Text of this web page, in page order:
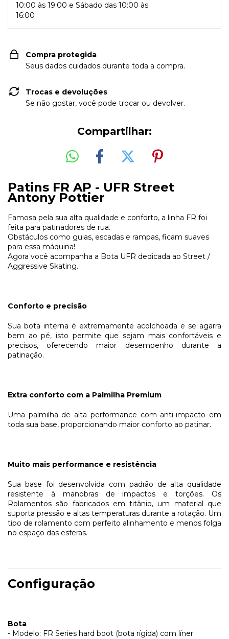
10:00 às 19:00 e Sábado das 10:00 às
16:00
Compra protegida
Seus dados cuidados durante toda a compra.
Trocas e devoluções
Se não gostar, você pode trocar ou devolver.
Compartilhar:
Patins FR AP - UFR Street
Antony Pottier
Famosa pela sua alta qualidade e conforto, a linha FR foi
feita para patinadores de rua.
Obstáculos como guias, escadas e rampas, ficam suaves
para essa máquina!
Agora você acompanha a Bota UFR dedicada ao Street /
Aggressive Skating.
Conforto e precisão
Sua bota interna é extremamente acolchoada e se agarra
bem ao pé, isto permite que sejam mais confortáveis e
precisos, oferecendo maior desempenho durante a
patinação.
Extra conforto com a Palmilha Premium
Uma palmilha de alta performance com anti-impacto em
toda sua base, proporcionando maior conforto ao patinar.
Muito mais performance e resistência
Sua base foi desenvolvida com padrão de alta qualidade
resistente à manobras de impactos e torções. Os
Rolamentos são fabricados em titânio, um material que
suporta pressão e altas temperaturas durante a rotação. Um
tipo de rolamento com perfeito alinhamento e menos folga
no espaço das esferas.
Configuração
Bota
- Modelo: FR Series hard boot (bota rígida) com líner